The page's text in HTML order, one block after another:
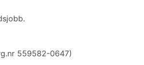
559582-0647)